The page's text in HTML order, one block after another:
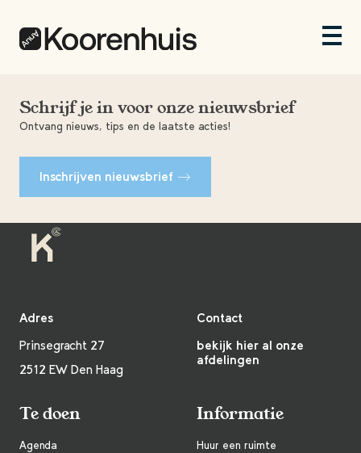
Schrijf je in voor onze nieuwsbrief
Ontvang nieuws, tips en de laatste acties!
Inschrijven nieuwsbrief
Adres
Prinsegracht 27
2512 EW Den Haag
Contact
bekijk hier al onze
afdelingen
Te doen
Agenda
Informatie
Huur een ruimte